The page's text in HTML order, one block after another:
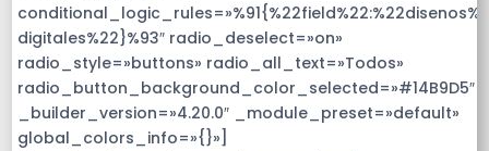
digitales%22}%93″ radio_deselect=»on»
radio_style=»buttons» radio_all_text=»Todos»
radio_button_background_color_selected=»#14B9D5″
_builder_version=»4.20.0″ _module_preset=»default»
global_colors_info=»{}»]